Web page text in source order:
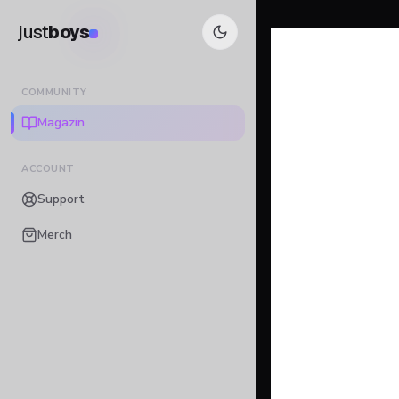
justboys
COMMUNITY
Magazin
ACCOUNT
Support
Merch